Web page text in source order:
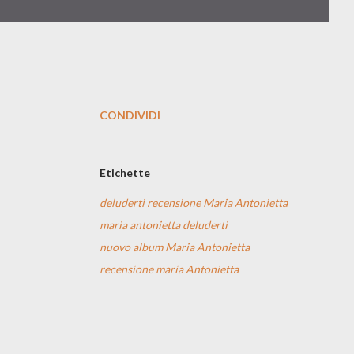
CONDIVIDI
Etichette
deluderti recensione Maria Antonietta
maria antonietta deluderti
nuovo album Maria Antonietta
recensione maria Antonietta